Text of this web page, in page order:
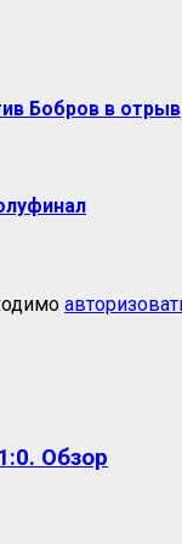
Бобров в отрыв
Обзор